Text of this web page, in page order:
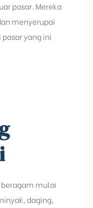
pasar. Mereka
menyerupai
yang ini
beragam mulai
daging,